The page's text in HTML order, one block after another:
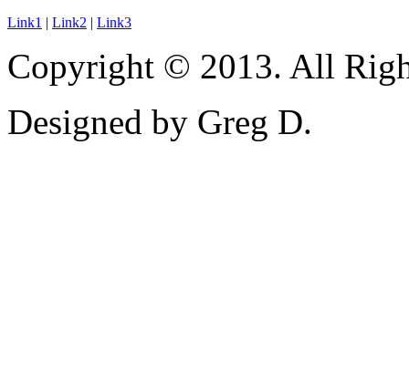
Link1 | Link2 | Link3
Copyright © 2013. All
Designed by Greg D.